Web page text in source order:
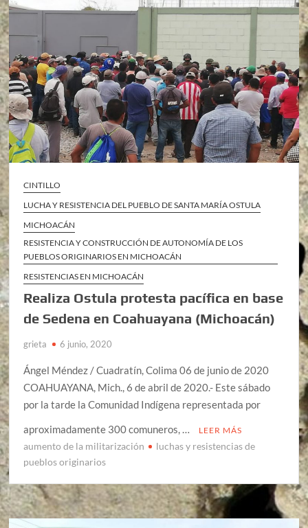
CINTILLO
LUCHA Y RESISTENCIA DEL PUEBLO DE SANTA MARÍA OSTULA
MICHOACÁN
RESISTENCIA Y CONSTRUCCIÓN DE AUTONOMÍA DE LOS
PUEBLOS ORIGINARIOS EN MICHOACÁN
RESISTENCIAS EN MICHOACÁN
Realiza Ostula protesta pacífica en base
de Sedena en Coahuayana (Michoacán)
grieta 6 junio, 2020
Ángel Méndez / Cuadratín, Colima 06 de junio de 2020
COAHUAYANA, Mich., 6 de abril de 2020.- Este sábado
por la tarde la Comunidad Indígena representada por
aproximadamente 300 comuneros, …
LEER MÁS
aumento de la militarización
luchas y resistencias de
pueblos originarios